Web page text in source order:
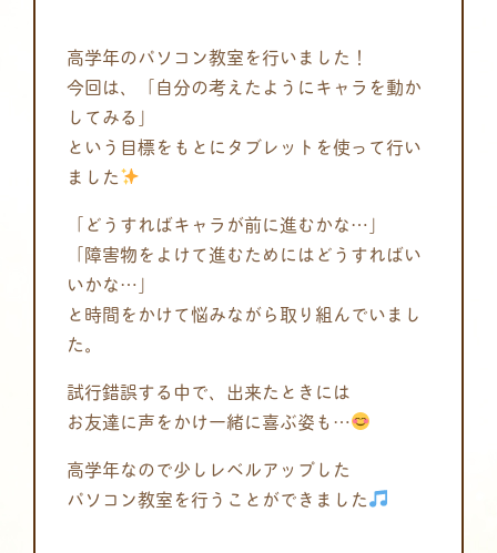
高学年のパソコン教室を行いました！
今回は、「自分の考えたようにキャラを動か
してみる」
という目標をもとにタブレットを使って行い
ました
「どうすればキャラが前に進むかな…」
「障害物をよけて進むためにはどうすればい
いかな…」
と時間をかけて悩みながら取り組んでいまし
た。
試行錯誤する中で、出来たときには
お友達に声をかけ一緒に喜ぶ姿も…
高学年なので少しレベルアップした
パソコン教室を行うことができました